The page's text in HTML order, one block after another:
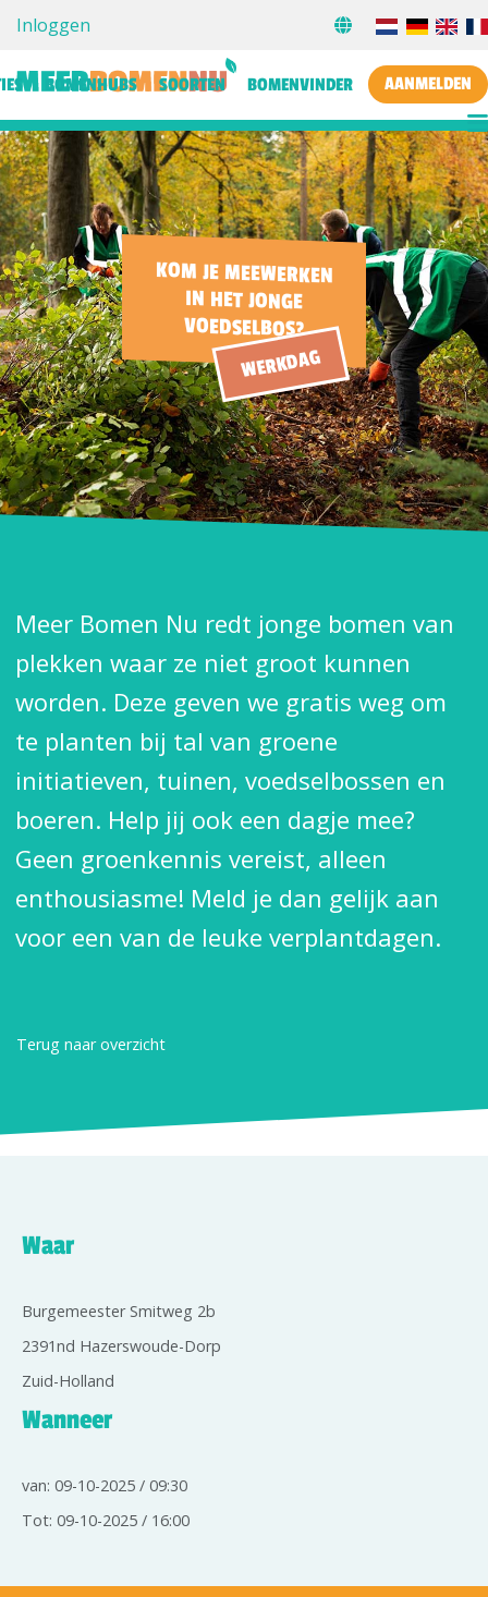
Inloggen
BOMENHUBS SOORTEN BOMENVINDER AANMELDEN
KOM JE MEEWERKEN
IN HET JONGE
VOEDSELBOS?
WERKDAG
Meer Bomen Nu redt jonge bomen van
plekken waar ze niet groot kunnen
worden. Deze geven we gratis weg om
te planten bij tal van groene
initiatieven, tuinen, voedselbossen en
boeren. Help jij ook een dagje mee?
Geen groenkennis vereist, alleen
enthousiasme! Meld je dan gelijk aan
voor een van de leuke verplantdagen.
Terug naar overzicht
Waar
Burgemeester Smitweg 2b
2391nd Hazerswoude-Dorp
Zuid-Holland
Wanneer
van: 09-10-2025 / 09:30
Tot: 09-10-2025 / 16:00